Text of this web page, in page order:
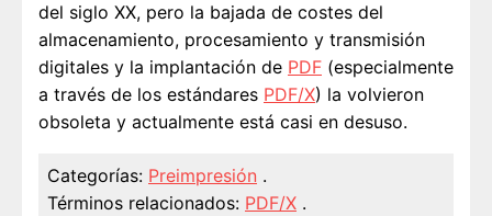
del siglo XX, pero la bajada de costes del
almacenamiento, procesamiento y transmisión
digitales y la implantación de PDF (especialmente
a través de los estándares PDF/X) la volvieron
obsoleta y actualmente está casi en desuso.
Categorías: Preimpresión .
Términos relacionados: PDF/X .